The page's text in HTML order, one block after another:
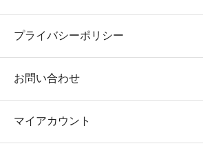
プライバシーポリシー
お問い合わせ
マイアカウント